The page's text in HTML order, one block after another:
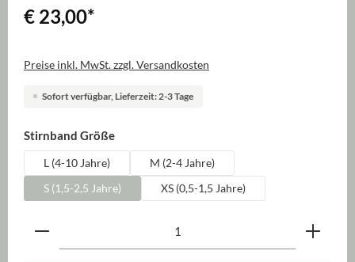
€ 23,00*
Preise inkl. MwSt. zzgl. Versandkosten
Sofort verfügbar, Lieferzeit: 2-3 Tage
Stirnband Größeauswählen
L (4-10 Jahre)
M (2-4 Jahre)
S (1,5-2,5 Jahre)
XS (0,5-1,5 Jahre)
Produkt Anzahl: Gib den gewünschten Wert ein